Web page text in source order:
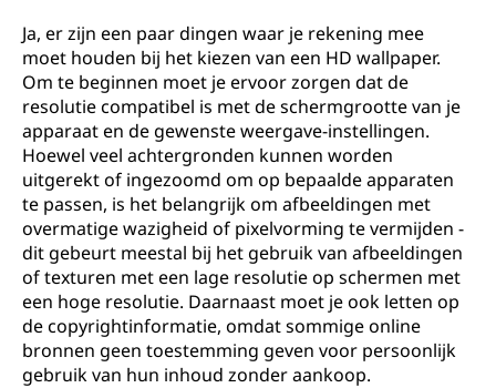
Ja, er zijn een paar dingen waar je rekening mee
moet houden bij het kiezen van een HD wallpaper.
Om te beginnen moet je ervoor zorgen dat de
resolutie compatibel is met de schermgrootte van je
apparaat en de gewenste weergave-instellingen.
Hoewel veel achtergronden kunnen worden
uitgerekt of ingezoomd om op bepaalde apparaten
te passen, is het belangrijk om afbeeldingen met
overmatige wazigheid of pixelvorming te vermijden -
dit gebeurt meestal bij het gebruik van afbeeldingen
of texturen met een lage resolutie op schermen met
een hoge resolutie. Daarnaast moet je ook letten op
de copyrightinformatie, omdat sommige online
bronnen geen toestemming geven voor persoonlijk
gebruik van hun inhoud zonder aankoop.